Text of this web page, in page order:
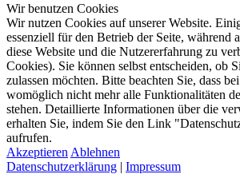
Wir benutzen Cookies
Wir nutzen Cookies auf unserer Website.
essenziell für den Betrieb der Seite, während
diese Website und die Nutzererfahrung zu
Cookies). Sie können selbst entscheiden, ob
zulassen möchten. Bitte beachten Sie, dass
womöglich nicht mehr alle Funktionalitäten
stehen. Detaillierte Informationen über die
erhalten Sie, indem Sie den Link
aufrufen.
Akzeptieren Ablehnen
Datenschutzerklärung | Impressum